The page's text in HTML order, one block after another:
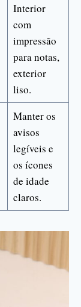
Interior
com
impressão
para notas,
exterior
liso.
Manter os
avisos
legíveis e
os ícones
de idade
claros.